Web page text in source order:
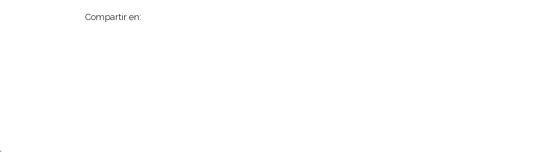
Compartir en: